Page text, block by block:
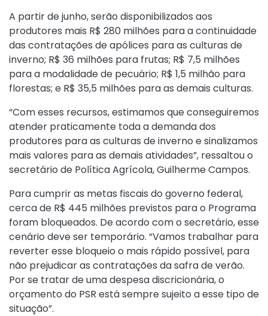
A partir de junho, serão disponibilizados aos
produtores mais R$ 280 milhões para a continuidade
das contratações de apólices para as culturas de
inverno; R$ 36 milhões para frutas; R$ 7,5 milhões
para a modalidade de pecuário; R$ 1,5 milhão para
florestas; e R$ 35,5 milhões para as demais culturas.
“Com esses recursos, estimamos que conseguiremos
atender praticamente toda a demanda dos
produtores para as culturas de inverno e sinalizamos
mais valores para as demais atividades”, ressaltou o
secretário de Política Agrícola, Guilherme Campos.
Para cumprir as metas fiscais do governo federal,
cerca de R$ 445 milhões previstos para o Programa
foram bloqueados. De acordo com o secretário, esse
cenário deve ser temporário. “Vamos trabalhar para
reverter esse bloqueio o mais rápido possível, para
não prejudicar as contratações da safra de verão.
Por se tratar de uma despesa discricionária, o
orçamento do PSR está sempre sujeito a esse tipo de
situação”.